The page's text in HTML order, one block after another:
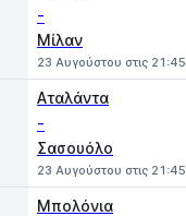
-
Μίλαν
23 Αυγούστου στις 21:45
Αταλάντα
-
Σασουόλο
23 Αυγούστου στις 21:45
Μπολόνια